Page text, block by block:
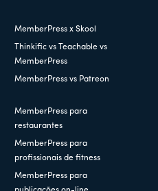
MemberPress x Skool
Thinkific vs Teachable vs
MemberPress
MemberPress vs Patreon
MemberPress para
restaurantes
MemberPress para
profissionais de fitness
MemberPress para